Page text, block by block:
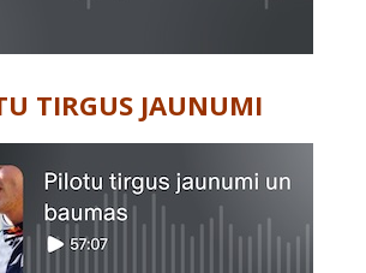
TIRGUS JAUNUMI